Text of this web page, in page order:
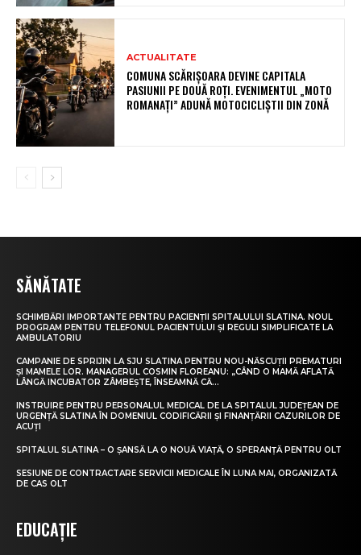
ACTUALITATE
COMUNA SCĂRIȘOARA DEVINE CAPITALA
PASIUNII PE DOUĂ ROȚI. EVENIMENTUL „MOTO
ROMANAȚI” ADUNĂ MOTOCICLIȘTII DIN ZONĂ
SĂNĂTATE
SCHIMBĂRI IMPORTANTE PENTRU PACIENȚII SPITALULUI SLATINA. NOUL
PROGRAM PENTRU TELEFONUL PACIENTULUI ȘI REGULI SIMPLIFICATE LA
AMBULATORIU
CAMPANIE DE SPRIJIN LA SJU SLATINA PENTRU NOU-NĂSCUȚII PREMATURI
ȘI MAMELE LOR. MANAGERUL COSMIN FLOREANU: „CÂND O MAMĂ AFLATĂ
LÂNGĂ INCUBATOR ZÂMBEȘTE, ÎNSEAMNĂ CĂ...
INSTRUIRE PENTRU PERSONALUL MEDICAL DE LA SPITALUL JUDEȚEAN DE
URGENȚĂ SLATINA ÎN DOMENIUL CODIFICĂRII ȘI FINANȚĂRII CAZURILOR DE
ACUȚI
SPITALUL SLATINA – O ȘANSĂ LA O NOUĂ VIAȚĂ, O SPERANȚĂ PENTRU OLT
SESIUNE DE CONTRACTARE SERVICII MEDICALE ÎN LUNA MAI, ORGANIZATĂ
DE CAS OLT
EDUCAȚIE